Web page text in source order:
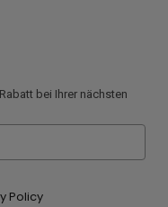
Rabatt bei Ihrer nächsten
Policy